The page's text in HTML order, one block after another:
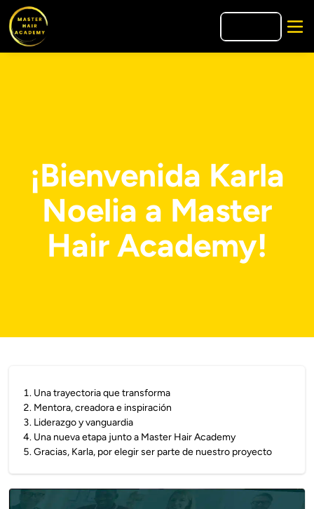
¡Bienvenida Karla
Noelia a Master
Hair Academy!
1. Una trayectoria que transforma
2. Mentora, creadora e inspiración
3. Liderazgo y vanguardia
4. Una nueva etapa junto a Master Hair Academy
5.Gracias, Karla, por elegir ser parte de nuestro proyecto